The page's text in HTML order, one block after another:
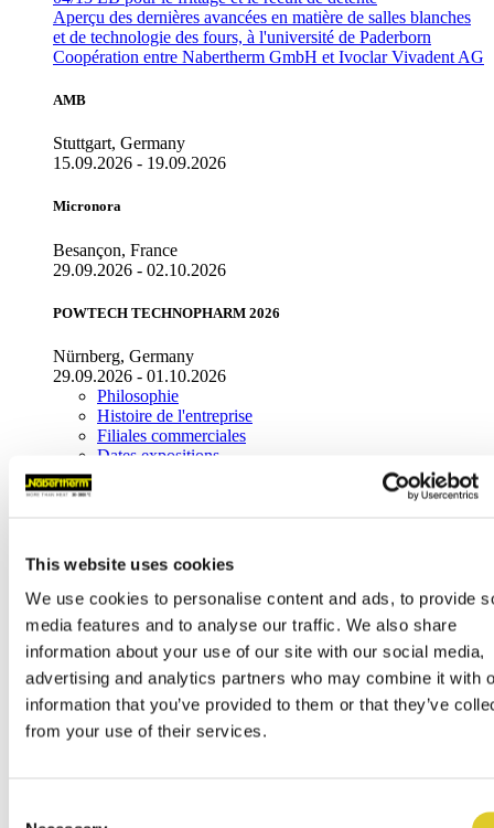
This website uses cookies
We use cookies to personalise content and ads, to provide
media features and to analyse our traffic. We also share
information about your use of our site with our social media,
advertising and analytics partners who may combine it with
information that you’ve provided to them or that they’ve
from your use of their services.
Aperçu des dernières avancées en matière de salles blanches
et de technologie des fours, à l'université de Paderborn
Coopération entre Nabertherm GmbH et Ivoclar Vivadent AG
AMB
Stuttgart, Germany
15.09.2026 - 19.09.2026
Micronora
Besançon, France
29.09.2026 - 02.10.2026
POWTECH TECHNOPHARM 2026
Nürnberg, Germany
29.09.2026 - 01.10.2026
Philosophie
Histoire de l'entreprise
Filiales commerciales
Dates expositions
Maison Mère
Nabertherm GmbH
Bahnhofstr. 20
28865 Lilienthal( Germany)
Tel. +49 4298 922-0
contact@nabertherm.de
Livraisons entrepôt
Dr.-Sasse-Straße 31,
Maison mère